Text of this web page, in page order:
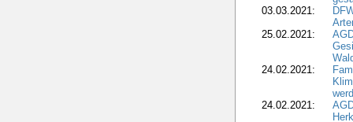
03.03.2021:
25.02.2021:
24.02.2021:
24.02.2021: